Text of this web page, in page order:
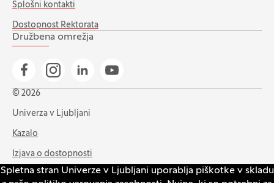
Spletna stran Univerze v Ljubljani uporablja piškotke v skladu
Splošni kontakti
Dostopnost Rektorata
Družbena omrežja
Pojdi na našo Facebook stran
Pojdi na našo Instagram stran
Pojdi na Linkedin stran
Pojdi na YouTube stran
© 2026
Univerza v Ljubljani
Kazalo
Izjava o dostopnosti
Varstvo zasebnosti in piškotkov